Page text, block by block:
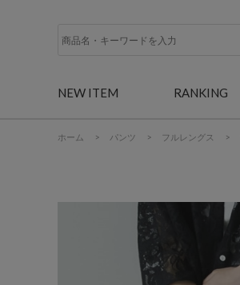
NEW ITEM RANKING
ホーム > パンツ > フルレングス >